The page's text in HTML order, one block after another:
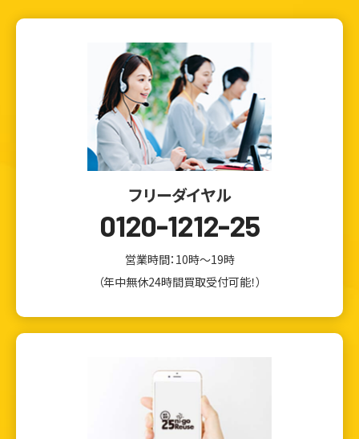
フリーダイヤル
0120-1212-25
営業時間：10時～19時
（年中無休24時間買取受付可能！）